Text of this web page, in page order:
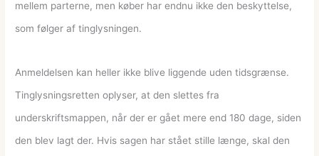
mellem parterne, men køber har endnu ikke den beskyttelse,
som følger af tinglysningen.
Anmeldelsen kan heller ikke blive liggende uden tidsgrænse.
Tinglysningsretten oplyser, at den slettes fra
underskriftsmappen, når der er gået mere end 180 dage, siden
den blev lagt der. Hvis sagen har stået stille længe, skal den